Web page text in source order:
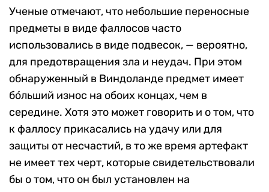
Ученые отмечают, что небольшие переносные
предметы в виде фаллосов часто
использовались в виде подвесок, — вероятно,
для предотвращения зла и неудач. При этом
обнаруженный в Виндоланде предмет имеет
бóльший износ на обоих концах, чем в
середине. Хотя это может говорить и о том, что
к фаллосу прикасались на удачу или для
защиты от несчастий, в то же время артефакт
не имеет тех черт, которые свидетельствовали
бы о том, что он был установлен на